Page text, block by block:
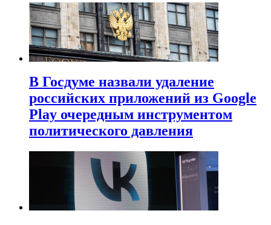
В Госдуме назвали удаление
российских приложений из Google
Play очередным инструментом
политического давления